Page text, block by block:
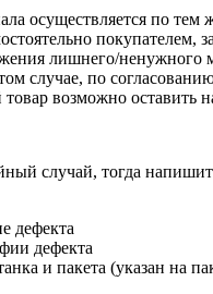
осуществляется по тем
покупателем,
лишнего/ненужного
случае, по
возможно оставить
случай, тогда
дефекта
дефекта
и пакета (указан на